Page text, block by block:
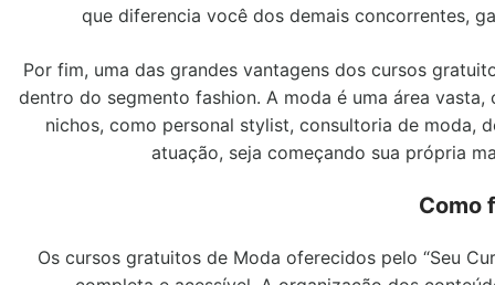
que diferencia você dos demais concorrentes,
Por fim, uma das grandes vantagens dos cursos
dentro do segmento fashion. A moda é uma área
nichos, como personal stylist, consultoria de moda,
atuação, seja começando sua própria
Como
Os cursos gratuitos de Moda oferecidos pelo “Seu